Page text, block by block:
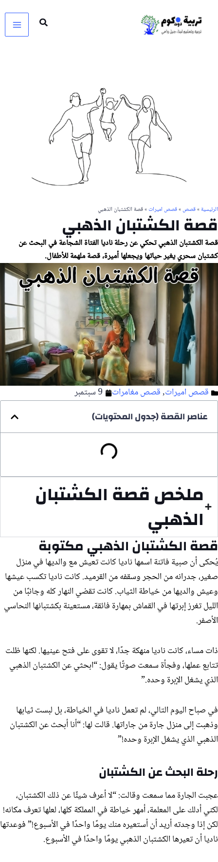
المحتوى
الرئيسية»قصص»قصص اميرات» قصة الكشتبان الذهبي
قصة الكشتبان الذهبي
قصة الكشتبان الذهبي تحكي عن رحلة ناديا الفتاة الشجاعة في البحث عن
كشتبان سحري يغير حياتها ويجعلها أميرة، قصة ملهمة للأطفال.
قصص اميرات,قصص مغامرات 9 سبتمبر
عناصر القصة (جدول المحتويات)
ملخص قصة الكشتبان
الذهبي
قصة الكشتبان الذهبي مكتوبة
يُحكى أن صبية فاتنة اسمها ناديا كانت تعيش مع والديها في منزل
صغير، جدرانه من الحجر وسقفه من القرميد. كانت ناديا تكسب عيشها
وعيش والديها من خياطة الثياب. كانت تقضي النهار كله وجانبًا من
الليل تغرز إبرتها في القماش بمهارة فائقة، مستعينة بكشتبانها النحاسي
الأصفر.
ذات مساء، كانت ناديا منهكة جدًا، لا تقوى على فتح عينيها. لكنها ظلت
تتابع عملها، وفجأة سمعت صوتًا يقول: “ابحثي عن الكشتبان الذهبي
الذي يشغل الإبرة وحده.”
في صباح اليوم التالي، لم تعمل ناديا في الخياطة، بل لبست ثيابها
وذهبت إلى منزل جارة من جاراتها. قالت لها: “أنا أبحث عن الكشتبان
الذهبي الذي يشغل الإبرة وحده!”
رحلة البحث عن الكشتبان
عجبت الجارة مما سمعت وقالت: “لا أعرف شيئًا عن ذلك الكشتبان،
لكني أدلك على المعلمة، أمهر خياطة في المملكة كلها، لعلها تعرف مكانه!
لكن إذا وجدته أريد أن أستعيره منك يومًا واحدًا في الأسبوع!” فوعدتها
ناديا أن تعيرها الكشتبان الذهبي يومًا واحدًا في الأسبوع.